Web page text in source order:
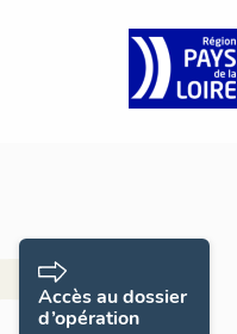
Accès au dossier
d’opération